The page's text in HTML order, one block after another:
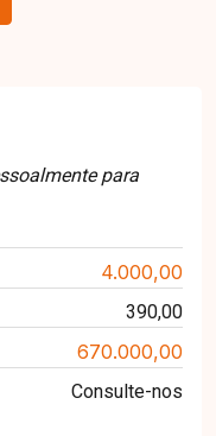
para
4.000,00
390,00
670.000,00
Consulte-nos